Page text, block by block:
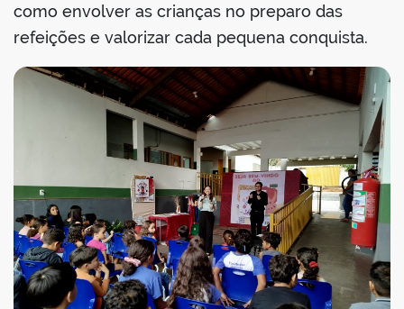
como envolver as crianças no preparo das
refeições e valorizar cada pequena conquista.